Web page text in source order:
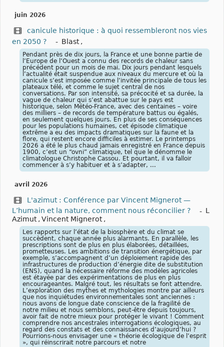
juin 2026
canicule historique : à quoi ressembleront nos vies
en 2050 ?
- Blast ,
Pendant près de dix jours, la France et une bonne partie de
l’Europe de l’Ouest a connu des records de chaleur sans
précédent pour un mois de mai. Dix jours pendant lesquels
l’actualité était suspendue aux niveaux du mercure et où la
canicule s’est imposée comme l’invitée principale de tous les
plateaux télé, et comme le sujet central de nos
conversations. Par son intensité, sa précocité et sa durée, la
vague de chaleur qui s’est abattue sur le pays est
historique, selon Météo-France, avec des centaines – voire
des milliers – de records de température battus ou égalés,
en seulement quelques jours. En plus de ses conséquences
pour les populations humaines, cet épisode climatique
extrême a eu des impacts dramatiques sur la faune et la
flore, qui restent encore difficiles à estimer. Le printemps
2026 a été le plus chaud jamais enregistré en France depuis
1900, c’est un “ovni” climatique, tel que le dénomme le
climatologue Christophe Cassou. Et pourtant, il va falloir
commencer à s’y habituer et à s’adapter, ...
avril 2026
L'azimut : Conférence par Vincent Mignerot —
L’humain et la nature, comment nous réconcilier ?
- L
Azimut , Vincent Mignerot ,
Les rapports sur l’état de la biosphère et du climat se
succèdent, chaque année plus alarmants. En parallèle, les
prescriptions sont de plus en plus élaborées, détaillées,
prometteuses. Les ambitions de transition énergétique, par
exemple, s’accompagnent d’un déploiement rapide des
infrastructures de production d’énergie dite de substitution
(ENS), quand la nécessaire réforme des modèles agricoles
est étayée par des expérimentations de plus en plus
encourageantes. Malgré tout, les résultats se font attendre.
L’exploration des mythes et mythologies montre par ailleurs
que nos inquiétudes environnementales sont anciennes :
nous avons de longue date conscience de la fragilité de
notre milieu et nous semblons, peut-être depuis toujours,
avoir fait de notre mieux pour protéger le vivant ! Comment
comprendre nos ancestrales interrogations écologiques, au
regard des constats et des connaissances d’aujourd’hui ?
Pourrions-nous envisager une « théorie écologique de l’esprit
», qui réinscrirait notre parcours et notre